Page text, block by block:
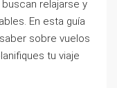
relajarse y
En esta guía
sobre vuelos
tu viaje